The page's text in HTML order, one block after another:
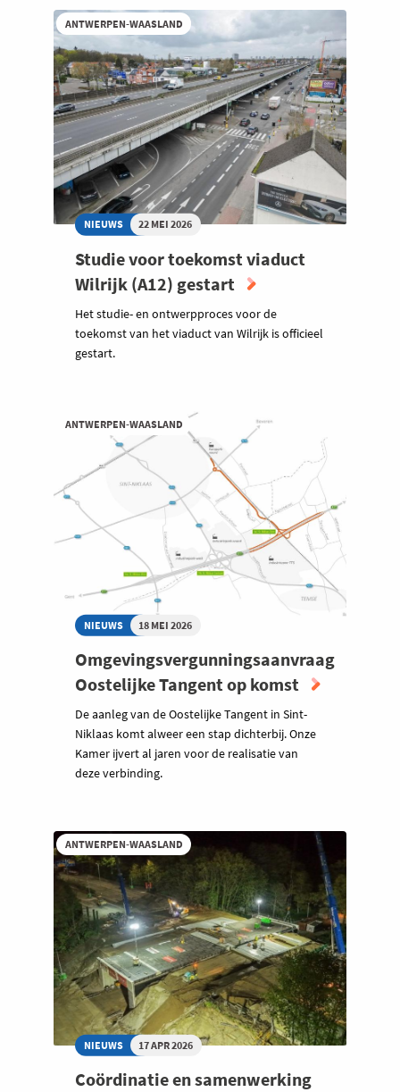
ANTWERPEN-WAASLAND
NIEUWS 22 MEI 2026
Studie voor toekomst viaduct
Wilrijk (A12) gestart
Het studie- en ontwerpproces voor de
toekomst van het viaduct van Wilrijk is officieel
gestart.
ANTWERPEN-WAASLAND
NIEUWS 18 MEI 2026
Omgevingsvergunningsaanvraag
Oostelijke Tangent op komst
De aanleg van de Oostelijke Tangent in Sint-
Niklaas komt alweer een stap dichterbij. Onze
Kamer ijvert al jaren voor de realisatie van
deze verbinding.
ANTWERPEN-WAASLAND
NIEUWS 17 APR 2026
Coördinatie en samenwerking